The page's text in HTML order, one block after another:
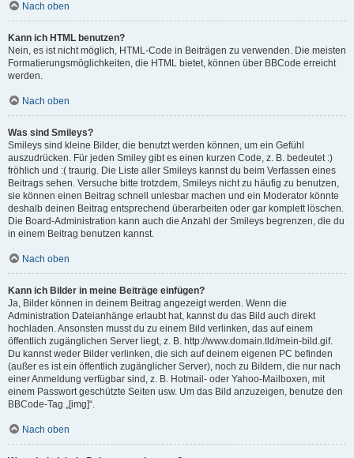
Nach oben
Kann ich HTML benutzen?
Nein, es ist nicht möglich, HTML-Code in Beiträgen zu verwenden. Die meisten
Formatierungsmöglichkeiten, die HTML bietet, können über BBCode erreicht
werden.
Nach oben
Was sind Smileys?
Smileys sind kleine Bilder, die benutzt werden können, um ein Gefühl
auszudrücken. Für jeden Smiley gibt es einen kurzen Code, z. B. bedeutet :)
fröhlich und :( traurig. Die Liste aller Smileys kannst du beim Verfassen eines
Beitrags sehen. Versuche bitte trotzdem, Smileys nicht zu häufig zu benutzen,
sie können einen Beitrag schnell unlesbar machen und ein Moderator könnte
deshalb deinen Beitrag entsprechend überarbeiten oder gar komplett löschen.
Die Board-Administration kann auch die Anzahl der Smileys begrenzen, die du
in einem Beitrag benutzen kannst.
Nach oben
Kann ich Bilder in meine Beiträge einfügen?
Ja, Bilder können in deinem Beitrag angezeigt werden. Wenn die
Administration Dateianhänge erlaubt hat, kannst du das Bild auch direkt
hochladen. Ansonsten musst du zu einem Bild verlinken, das auf einem
öffentlich zugänglichen Server liegt, z. B. http://www.domain.tld/mein-bild.gif.
Du kannst weder Bilder verlinken, die sich auf deinem eigenen PC befinden
(außer es ist ein öffentlich zugänglicher Server), noch zu Bildern, die nur nach
einer Anmeldung verfügbar sind, z. B. Hotmail- oder Yahoo-Mailboxen, mit
einem Passwort geschützte Seiten usw. Um das Bild anzuzeigen, benutze den
BBCode-Tag „[img]“.
Nach oben